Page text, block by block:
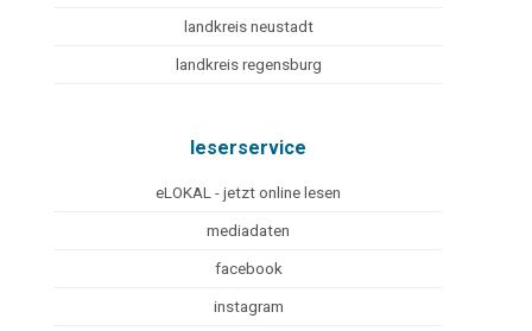
landkreis neustadt
landkreis regensburg
leserservice
eLOKAL - jetzt online lesen
mediadaten
facebook
instagram